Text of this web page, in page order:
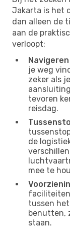
Jakarta is het
dan alleen de
aan de
verloopt:
je weg
zeker als
tevoren
reisdag.
de
mee te
tussen
benutten,
staan.